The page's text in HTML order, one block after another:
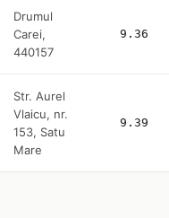
Drumul
Carei,
440157
9.36
Str. Aurel
Vlaicu, nr.
153, Satu
Mare
9.39